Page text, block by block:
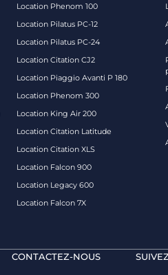
Location Phenom 100
Location Pilatus PC-12
Location Pilatus PC-24
Location Citation CJ2
Location Piaggio Avanti P 180
Location Phenom 300
Location King Air 200
Location Citation Latitude
Location Citation XLS
Location Falcon 900
Location Legacy 600
Location Falcon 7X
CONTACTEZ-NOUS